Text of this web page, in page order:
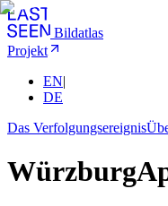
Bildatlas
Projekt
EN|
DE
Das Verfolgungsereignis
Würzburg